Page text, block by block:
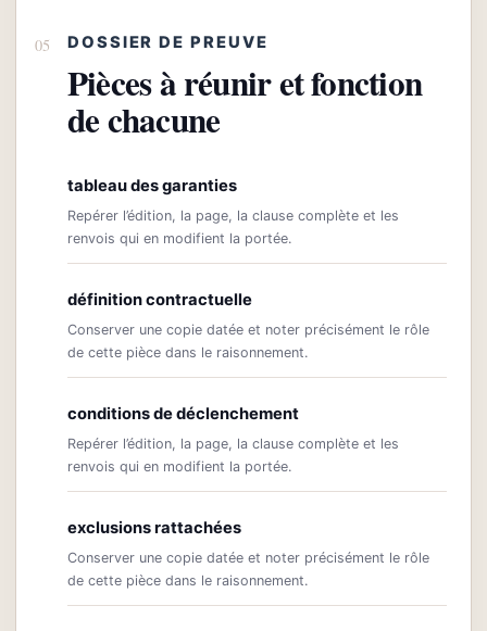
DOSSIER DE PREUVE
Pièces à réunir et fonction
de chacune
tableau des garanties
Repérer l’édition, la page, la clause complète et les
renvois qui en modifient la portée.
définition contractuelle
Conserver une copie datée et noter précisément le rôle
de cette pièce dans le raisonnement.
conditions de déclenchement
Repérer l’édition, la page, la clause complète et les
renvois qui en modifient la portée.
exclusions rattachées
Conserver une copie datée et noter précisément le rôle
de cette pièce dans le raisonnement.